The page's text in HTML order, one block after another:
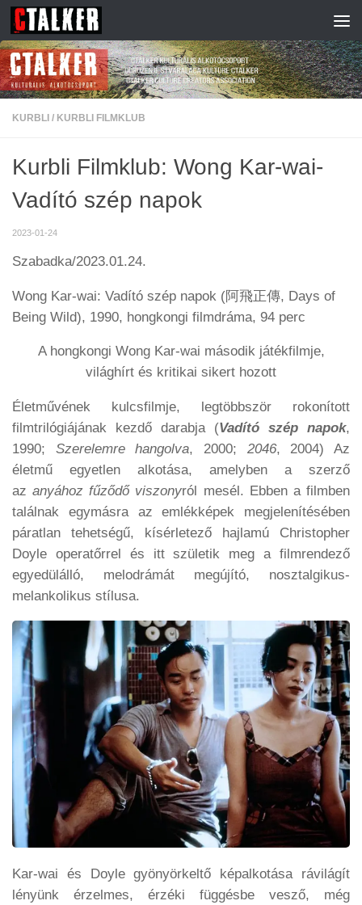
Skip to content
KURBLI / KURBLI FILMKLUB
Kurbli Filmklub: Wong Kar-wai-
Vadító szép napok
2023-01-24
Szabadka/2023.01.24.
Wong Kar-wai: Vadító szép napok (阿飛正傳, Days of
Being Wild), 1990, hongkongi filmdráma, 94 perc
A hongkongi Wong Kar-wai második játékfilmje,
világhírt és kritikai sikert hozott
Életművének kulcsfilmje, legtöbbször rokonított
filmtrilógiájának kezdő darabja (Vadító szép napok,
1990; Szerelemre hangolva, 2000; 2046, 2004) Az
életmű egyetlen alkotása, amelyben a szerző
azanyához fűződő viszonyról mesél. Ebben a filmben
találnak egymásra az emlékképek megjelenítésében
páratlan tehetségű, kísérletező hajlamú Christopher
Doyle operatőrrel és itt születik meg a filmrendező
egyedülálló, melodrámát megújító, nosztalgikus-
melankolikus stílusa.
Kar-wai és Doyle gyönyörkeltő képalkotása rávilágít
lényünk érzelmes, érzéki függésbe vesző, még